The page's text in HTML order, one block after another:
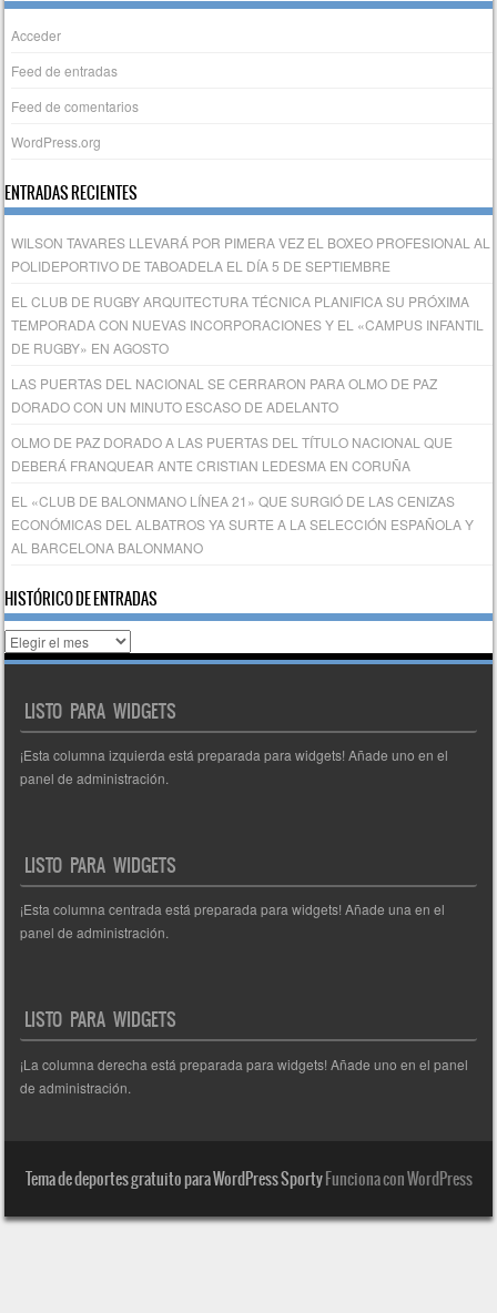
Acceder
Feed de entradas
Feed de comentarios
WordPress.org
ENTRADAS RECIENTES
WILSON TAVARES LLEVARÁ POR PIMERA VEZ EL BOXEO PROFESIONAL AL
POLIDEPORTIVO DE TABOADELA EL DÍA 5 DE SEPTIEMBRE
EL CLUB DE RUGBY ARQUITECTURA TÉCNICA PLANIFICA SU PRÓXIMA
TEMPORADA CON NUEVAS INCORPORACIONES Y EL «CAMPUS INFANTIL
DE RUGBY» EN AGOSTO
LAS PUERTAS DEL NACIONAL SE CERRARON PARA OLMO DE PAZ
DORADO CON UN MINUTO ESCASO DE ADELANTO
OLMO DE PAZ DORADO A LAS PUERTAS DEL TÍTULO NACIONAL QUE
DEBERÁ FRANQUEAR ANTE CRISTIAN LEDESMA EN CORUÑA
EL «CLUB DE BALONMANO LÍNEA 21» QUE SURGIÓ DE LAS CENIZAS
ECONÓMICAS DEL ALBATROS YA SURTE A LA SELECCIÓN ESPAÑOLA Y
AL BARCELONA BALONMANO
HISTÓRICO DE ENTRADAS
Histórico
de
LISTO PARA WIDGETS
¡Esta columna izquierda está preparada para widgets! Añade uno en el
panel de administración.
LISTO PARA WIDGETS
¡Esta columna centrada está preparada para widgets! Añade una en el
panel de administración.
LISTO PARA WIDGETS
¡La columna derecha está preparada para widgets! Añade uno en el panel
de administración.
Tema de deportes gratuito para WordPress SportyFunciona con WordPress